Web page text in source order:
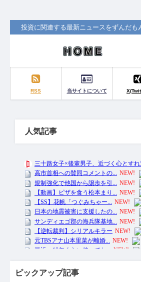
投資に関連する最新ニュースをずんだも
RSS 当サイトについて
人気記事
ピックアップ記事